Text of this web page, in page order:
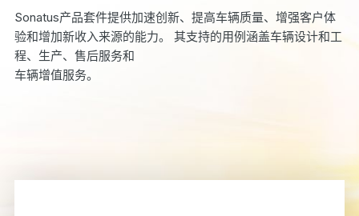
Sonatus产品套件提供加速创新、提高车辆质量、增强客户体
验和增加新收入来源的能力。 其支持的用例涵盖车辆设计和工
程、生产、售后服务和
车辆增值服务。